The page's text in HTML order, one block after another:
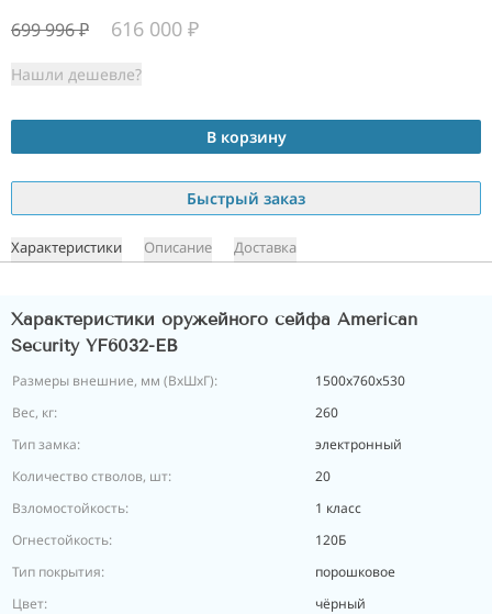
699 996₽ 616 000 ₽
Нашли дешевле?
В корзину
Быстрый заказ
Характеристики Описание Доставка
Характеристики оружейного сейфа American
Security YF6032-EB
Размеры внешние, мм (ВхШхГ):
1500x760x530
Вес, кг:
260
Тип замка:
электронный
Количество стволов, шт:
20
Взломостойкость:
1 класс
Огнестойкость:
120Б
Тип покрытия:
порошковое
Цвет:
чёрный